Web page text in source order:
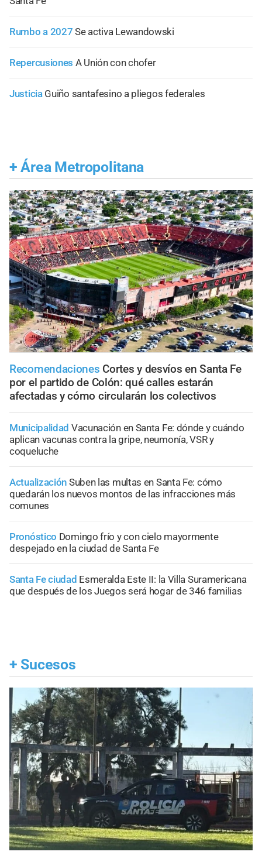
Rumbo a 2027 Se activa Lewandowski
Repercusiones A Unión con chofer
Justicia Guiño santafesino a pliegos federales
+ Área Metropolitana
Recomendaciones Cortes y desvíos en Santa Fe
por el partido de Colón: qué calles estarán
afectadas y cómo circularán los colectivos
Municipalidad Vacunación en Santa Fe: dónde y cuándo
aplican vacunas contra la gripe, neumonía, VSR y
coqueluche
Actualización Suben las multas en Santa Fe: cómo
quedarán los nuevos montos de las infracciones más
comunes
Pronóstico Domingo frío y con cielo mayormente
despejado en la ciudad de Santa Fe
Santa Fe ciudad Esmeralda Este II: la Villa Suramericana
que después de los Juegos será hogar de 346 familias
+ Sucesos